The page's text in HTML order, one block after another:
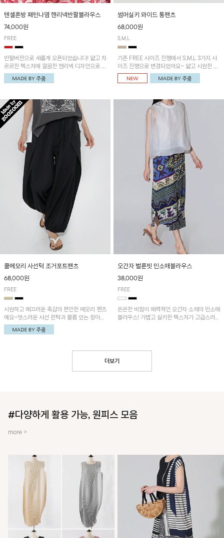
텐셀혼방 패턴나염 헨리넥반팔블라우스
74,000원
FREE
반팔버전으로 새롭게 오픈되었습니다! 얇고 차
르르한 텍스처에 깔끔한 헨리넥 디자인으로 제
작된 블라우스예요~볼륨감있는 소매 셔링과
세련된 나염패턴으로 유니크한 매력 UP!
썸머실키 와이드 통팬츠
68,000원
S,M,L
기존 FREE 사이즈 진행에서 S,M,L 3가지 사
이즈 진행으로 변경되었어요~ 얇고 시원한 원
단으로 제작된 와이드팬츠! 베이직한 디자인으
로 코디 활용도가 높은 아이템이에요~
쿨메모리 사선턱 조거포트팬츠
68,000원
FREE
시원하고 매끄러운 촉감의 편안한 메모리 팬츠
예요~멋스러운 사선 핀턱과 볼륨 있는 항아리
핏이 유니크한 아이템!
오간자 벌룬핏 민소매블라우스
38,000원
FREE
은은한 비침이 매력적인 오간자 소재의 민소매
블라우스! 가볍고 실키한 텍스처가 고급스러운
더보기
#다양하게 활용 가능, 원피스 모음
more >